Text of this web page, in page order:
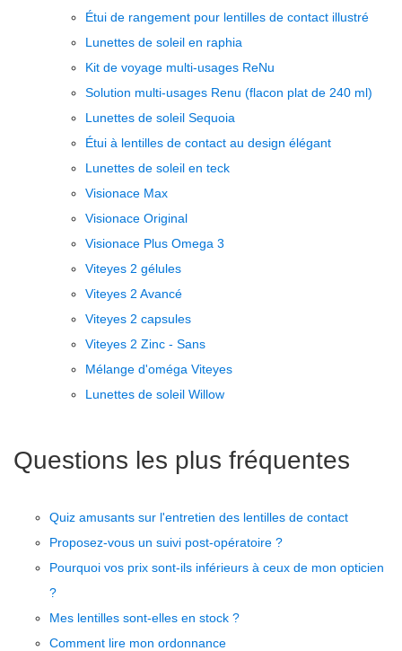
Étui de rangement pour lentilles de contact illustré
Lunettes de soleil en raphia
Kit de voyage multi-usages ReNu
Solution multi-usages Renu (flacon plat de 240 ml)
Lunettes de soleil Sequoia
Étui à lentilles de contact au design élégant
Lunettes de soleil en teck
Visionace Max
Visionace Original
Visionace Plus Omega 3
Viteyes 2 gélules
Viteyes 2 Avancé
Viteyes 2 capsules
Viteyes 2 Zinc - Sans
Mélange d'oméga Viteyes
Lunettes de soleil Willow
Questions les plus fréquentes
Quiz amusants sur l'entretien des lentilles de contact
Proposez-vous un suivi post-opératoire ?
Pourquoi vos prix sont-ils inférieurs à ceux de mon opticien
?
Mes lentilles sont-elles en stock ?
Comment lire mon ordonnance